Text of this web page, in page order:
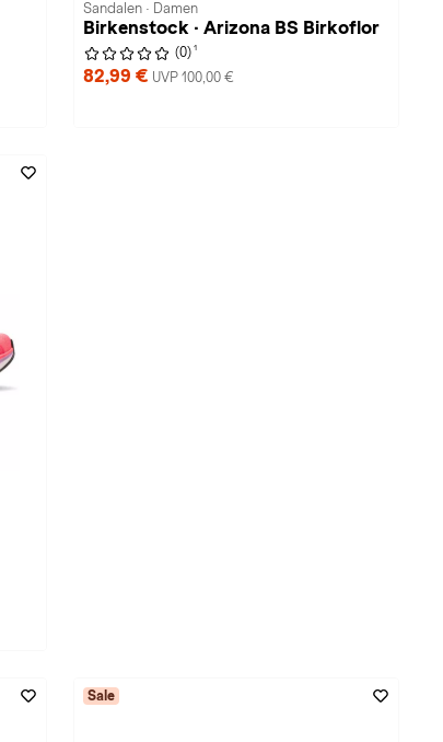
Sandalen · Damen
Birkenstock · Arizona BS Birkoflor
(0) 1
82,99 € UVP 100,00 €
Sale